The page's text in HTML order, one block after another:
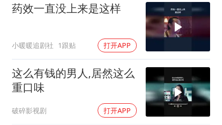
药效一直没上来是这样
小暖暖追剧社 1跟贴 打开APP
这么有钱的男人,居然这么
重口味
破碎影视剧 打开APP